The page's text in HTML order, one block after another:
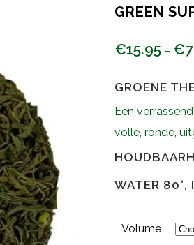
GREEN
€15.95 – €
GROENE
Een
volle, ronde,
WATER 80°,
Volume